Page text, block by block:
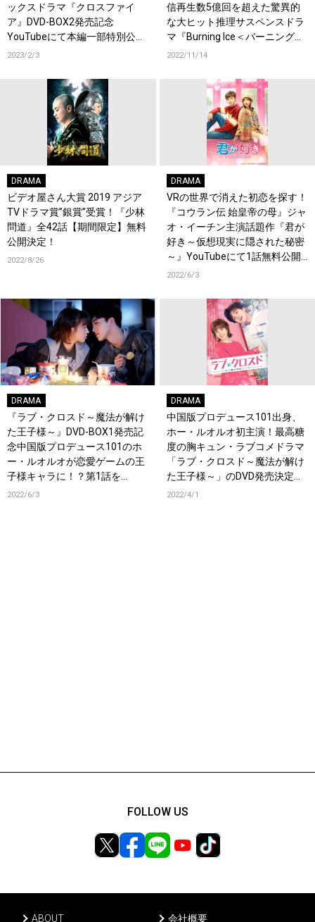
ックスドラマ『クロスファイ
ア』DVD-BOX2発売記念
YouTubeにて本編一部特別公開
決定！
2023/2/3
信再生数5億回を超えた驚異的
な大ヒット推理サスペンスドラ
マ『Burning Ice＜バーニング・
アイス＞―無証之罪―』全12話
2022/11/14
DRAMA
ビデオ屋さん大賞 2019 アジア
TVドラマ賞”銀賞”受賞！『少林
問道』全42話【期間限定】無料
公開決定！
2022/8/26
DRAMA
VRの世界で消えた初恋を探す！
『コウラン伝 始皇帝の母』ジャ
オ・イーチン主演話題作『君が
好き～仮想現実に隠された秘密
～』YouTubeにて1話無料公開
決定！
2022/6/3
DRAMA
『ラブ・クロスド～魔法が解け
た王子様～』DVD-BOX1発売記
念中国版プロデュース101のホ
ー・ルオルオが恋愛ゲームの王
子様キャラに！？第1話を
YouTubeにて期間限定無料公
2022/6/3
DRAMA
中国版プロデュース101出身、
ホー・ルオルオ初主演！最高糖
度の胸キュン・ラブコメドラマ
「ラブ・クロスド～魔法が解け
た王子様～」のDVD発売決定＆
予告映像が初公開！
2022/4/1
ABOUT 会社概要
FOLLOW US